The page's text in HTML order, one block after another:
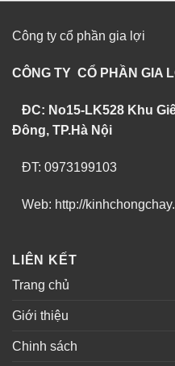
Công ty cổ phần gia lợi
CÔNG TY CỔ PHẦN GIA
ĐC: No15-LK528 Khu
Đông, TP.Hà Nội
ĐT: 0973199103
Web: http://
LIÊN KẾT
Trang chủ
Giới thiệu
Chinh sách